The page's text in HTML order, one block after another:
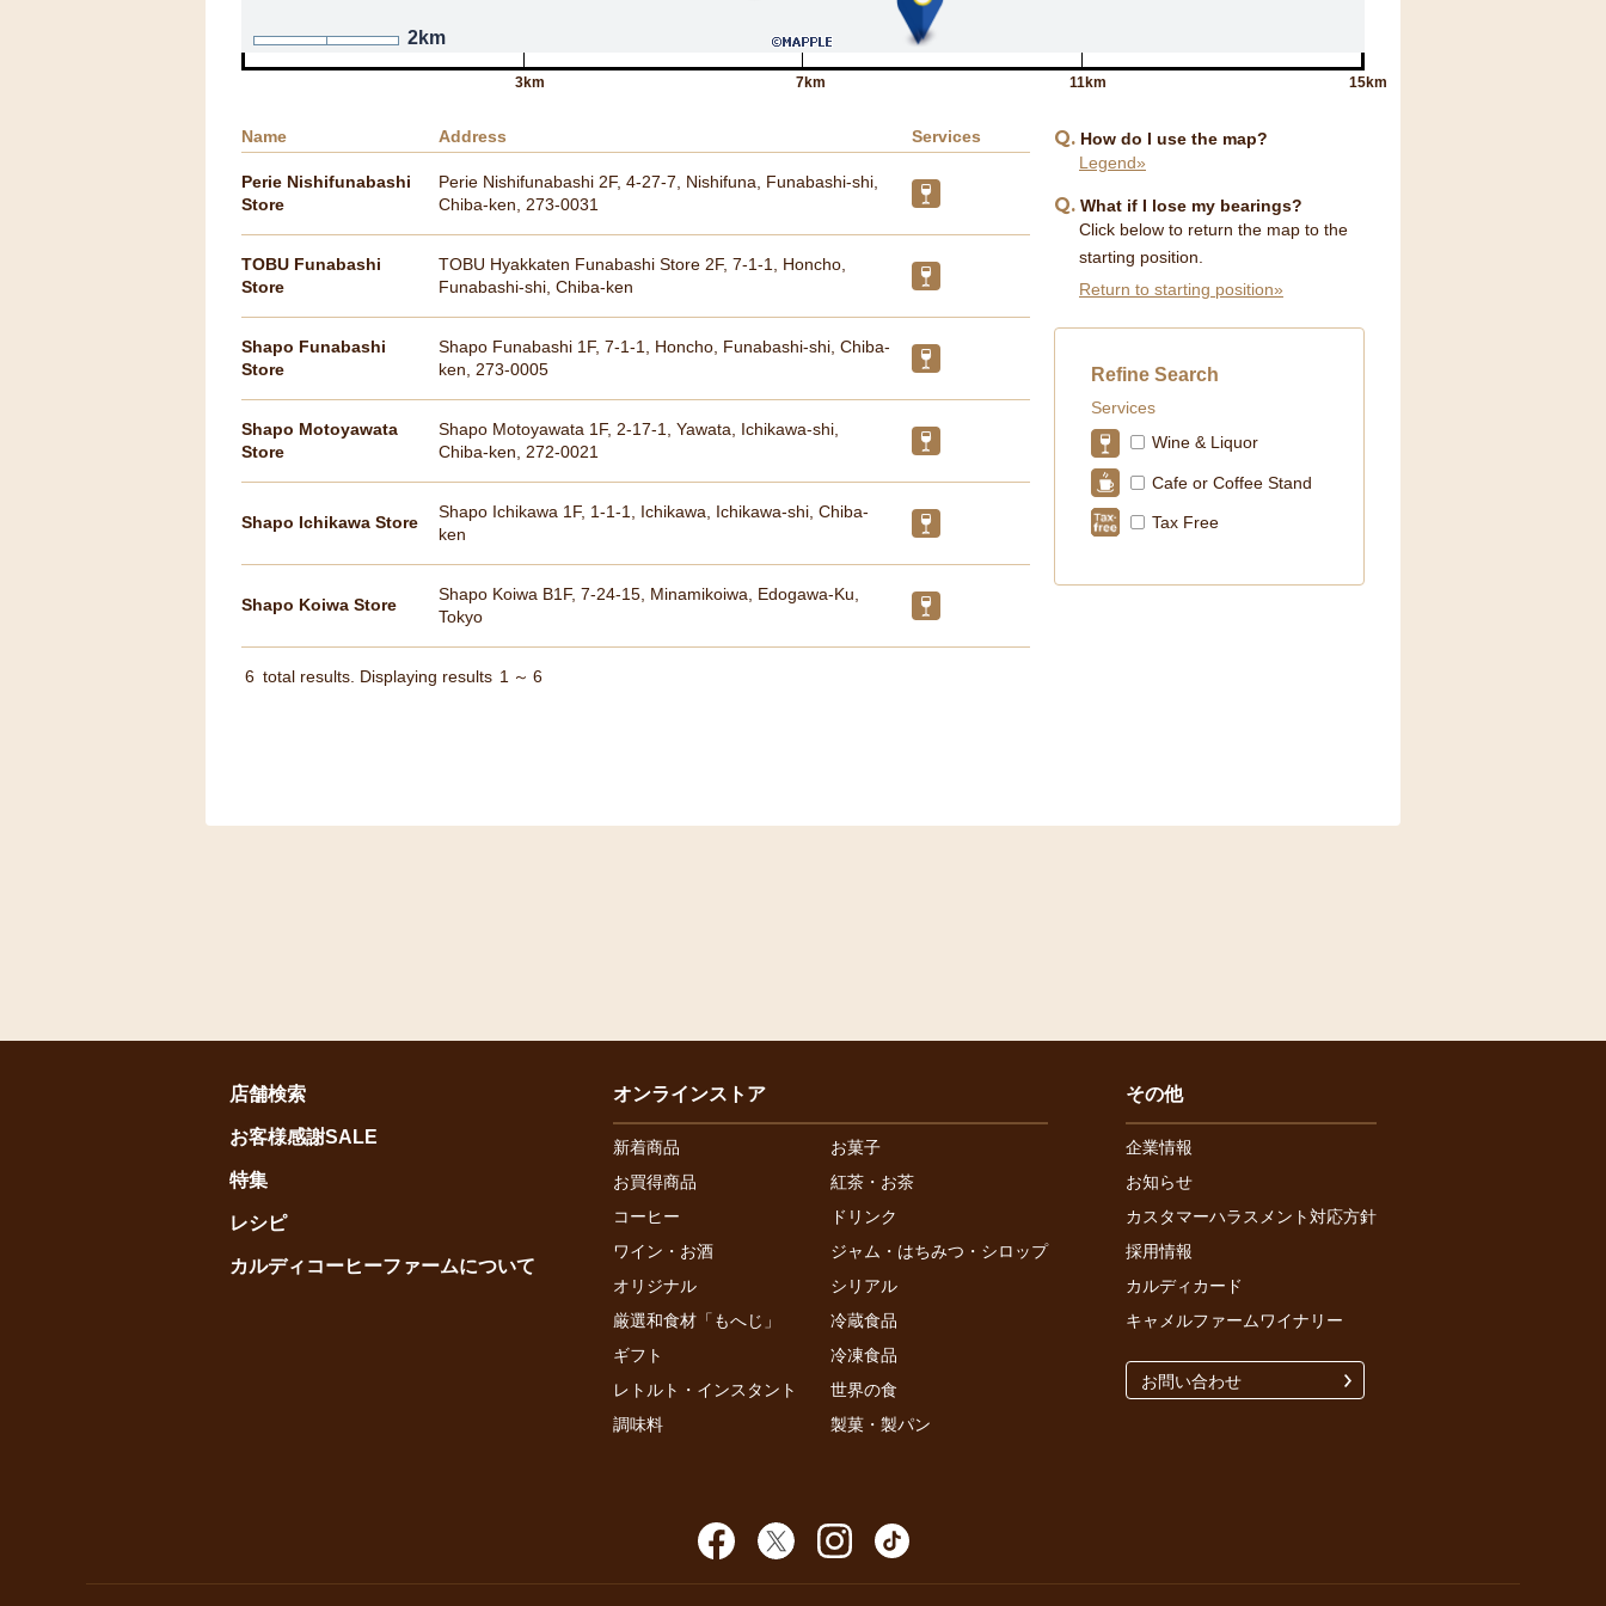
2km
3km 7km 11km 15km
Name Address Services
Perie Nishifunabashi
Store
Perie Nishifunabashi 2F, 4-27-7, Nishifuna, Funabashi-shi,
Chiba-ken, 273-0031
TOBU Funabashi
Store
TOBU Hyakkaten Funabashi Store 2F, 7-1-1, Honcho,
Funabashi-shi, Chiba-ken
Shapo Funabashi
Store
Shapo Funabashi 1F, 7-1-1, Honcho, Funabashi-shi, Chiba-
ken, 273-0005
Shapo Motoyawata
Store
Shapo Motoyawata 1F, 2-17-1, Yawata, Ichikawa-shi,
Chiba-ken, 272-0021
Shapo Ichikawa Store
Shapo Ichikawa 1F, 1-1-1, Ichikawa, Ichikawa-shi, Chiba-
ken
Shapo Koiwa Store
Shapo Koiwa B1F, 7-24-15, Minamikoiwa, Edogawa-Ku,
Tokyo
6 total results. Displaying results 1 ～ 6
Q
How do I use the map?
Legend»
Q What if I lose my bearings?
Click below to return the map to the
starting position.
Return to starting position»
Refine Search
Services
Wine & Liquor
Cafe or Coffee Stand
Tax Free
店舗検索
お客様感謝SALE
特集
レシピ
カルディコーヒーファームについて
オンラインストア
新着商品
お菓子
お買得商品
紅茶・お茶
コーヒー
ドリンク
ワイン・お酒
ジャム・はちみつ・シロップ
オリジナル
シリアル
厳選和食材「もへじ」
冷蔵食品
ギフト
冷凍食品
レトルト・インスタント
世界の食
調味料
製菓・製パン
その他
企業情報
お知らせ
カスタマーハラスメント対応方針
採用情報
カルディカード
キャメルファームワイナリー
お問い合わせ